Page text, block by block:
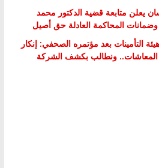
يعلن متابعة قضية الدكتور محمد
وضمانات المحاكمة العادلة حق أصيل
التأمينات بعد مؤتمره الصحفي: إنكار
المعاشات.. ونطالب بكشف الشركة